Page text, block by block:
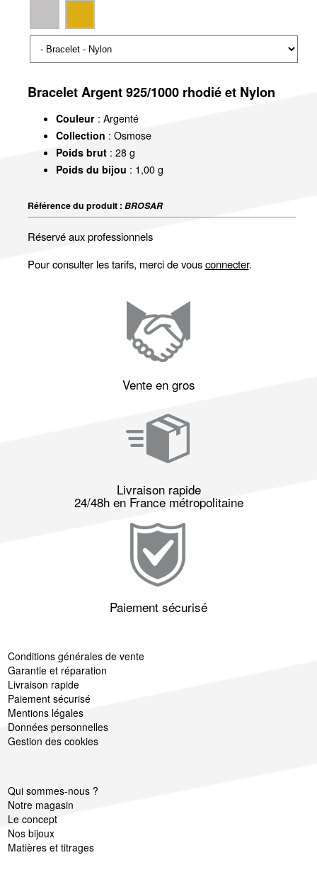
Bracelet Argent 925/1000 rhodié et Nylon
Couleur: Argenté
Collection : Osmose
Poids brut: 28 g
Poids du bijou : 1,00 g
Référence du produit : BROSAR
Réservé aux professionnels
Pour consulter les tarifs, merci de vousconnecter.
Vente en gros
Livraison rapide
24/48h en France métropolitaine
Paiement sécurisé
Conditions générales de vente
Garantie et réparation
Livraison rapide
Paiement sécurisé
Mentions légales
Données personnelles
Gestion des cookies
Qui sommes-nous ?
Notre magasin
Le concept
Nos bijoux
Matières et titrages